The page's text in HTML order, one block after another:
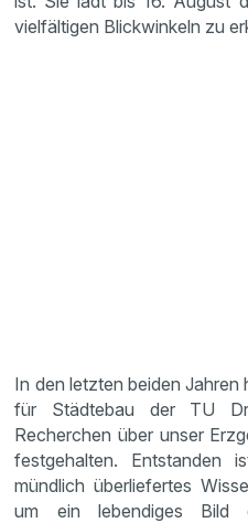
vielfältigen Blickwinkeln zu
In den letzten beiden
für Städtebau der TU
Recherchen über unser
festgehalten. Entstanden
mündlich überliefertes
um ein lebendiges Bild